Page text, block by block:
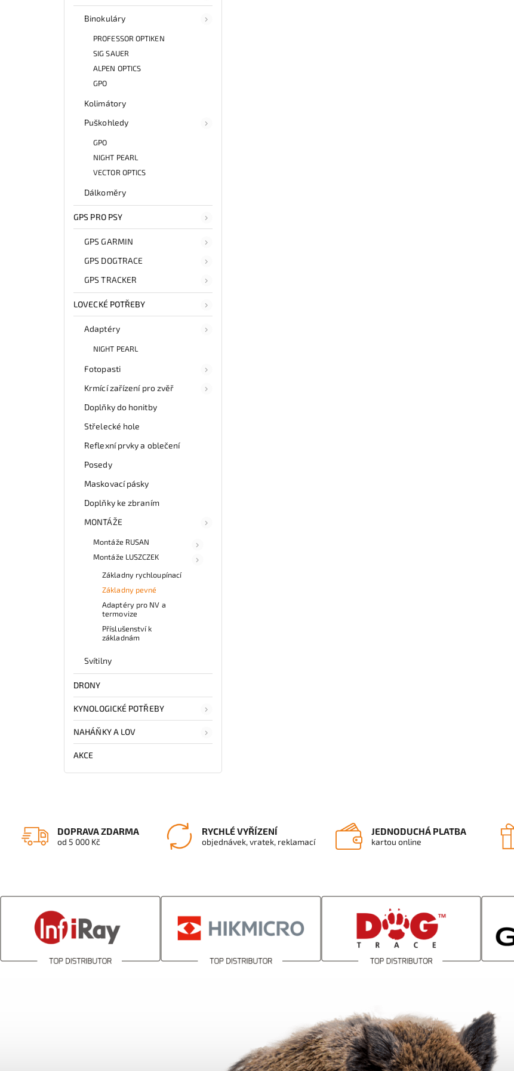
Binokuláry
PROFESSOR OPTIKEN
SIG SAUER
ALPEN OPTICS
GPO
Kolimátory
Puškohledy
GPO
NIGHT PEARL
VECTOR OPTICS
Dálkoměry
GPS PRO PSY
GPS GARMIN
GPS DOGTRACE
GPS TRACKER
LOVECKÉ POTŘEBY
Adaptéry
NIGHT PEARL
Fotopasti
Krmící zařízení pro zvěř
Doplňky do honitby
Střelecké hole
Reflexní prvky a oblečení
Posedy
Maskovací pásky
Doplňky ke zbraním
MONTÁŽE
Montáže RUSAN
Montáže LUSZCZEK
Základny rychloupínací
Základny pevné
Adaptéry pro NV a
termovize
Příslušenství k
základnám
Svítilny
DRONY
KYNOLOGICKÉ POTŘEBY
NAHÁŇKY A LOV
AKCE
DOPRAVA ZDARMA
od 5 000 Kč
RYCHLÉ VYŘÍZENÍ
objednávek, vratek, reklamací
JEDNODUCHÁ PLATBA
kartou online